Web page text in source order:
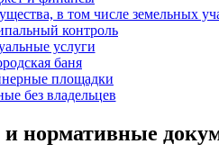
в том числе земельных
контроль
услуги
баня
площадки
без владельцев
нормативные